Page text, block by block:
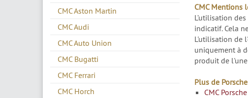
CMC Aston Martin
CMC Audi
CMC Auto Union
CMC Bugatti
CMC Ferrari
CMC Horch
CMC Mentions
L’utilisation
indicatif. Cela
L'utilisation de
uniquement à
produit de
Plus de
CMC Porsche